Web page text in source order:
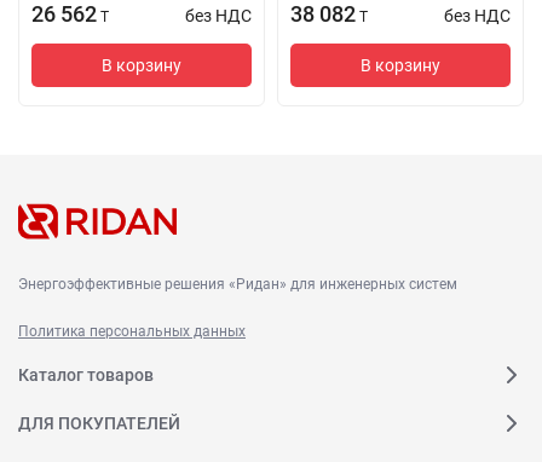
26 562 T без НДС
В корзину
38 082 T без НДС
В корзину
Энергоэффективные решения «Ридан» для инженерных систем
Политика персональных данных
Каталог товаров
ДЛЯ ПОКУПАТЕЛЕЙ